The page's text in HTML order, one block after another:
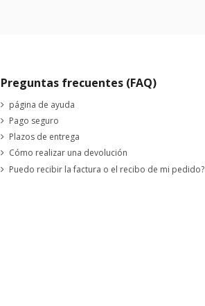
Preguntas frecuentes (FAQ)
página de ayuda
Pago seguro
Plazos de entrega
Cómo realizar una devolución
Puedo recibir la factura o el recibo de mi pedido?